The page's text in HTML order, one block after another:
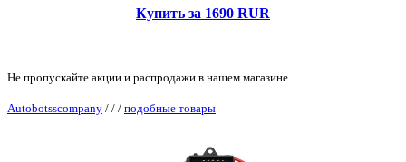
Купить за 1690 RUR
Не пропускайте акции и распродажи в нашем магазине.
Autobotsscompany / / / подобные товары